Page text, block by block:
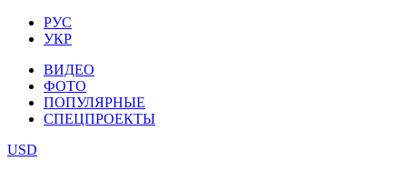
РУС
УКР
ВИДЕО
ФОТО
ПОПУЛЯРНЫЕ
СПЕЦПРОЕКТЫ
USD